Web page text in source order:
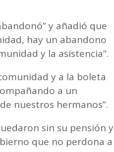
y añadió que
hay un abandono
y la asistencia”.
y a la boleta
a un
nuestros hermanos”.
sin su pensión y
que no perdona a